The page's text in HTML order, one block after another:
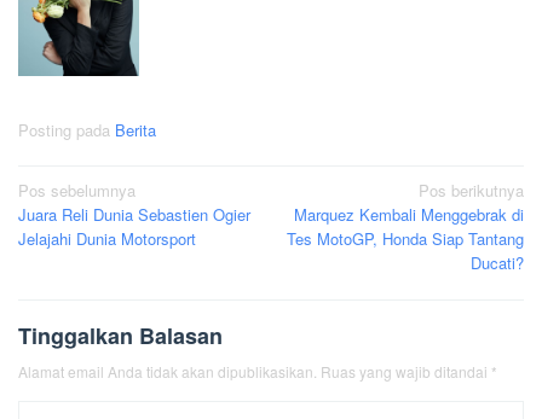
Posting pada Berita
Navigasi
pos
Pos sebelumnya
Juara Reli Dunia Sebastien Ogier
Jelajahi Dunia Motorsport
Pos berikutnya
Marquez Kembali Menggebrak di
Tes MotoGP, Honda Siap Tantang
Ducati?
Tinggalkan Balasan
Alamat email Anda tidak akan dipublikasikan. Ruas yang wajib ditandai *